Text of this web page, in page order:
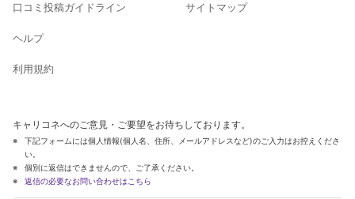
口コミ投稿ガイドライン
ヘルプ
利用規約
サイトマップ
キャリコネへのご意見・ご要望をお待ちしております。
下記フォームには個人情報(個人名、住所、メールアドレスなど)のご入力はお控えくださ
い。
個別に返信はできませんので、ご了承ください。
返信の必要なお問い合わせはこちら